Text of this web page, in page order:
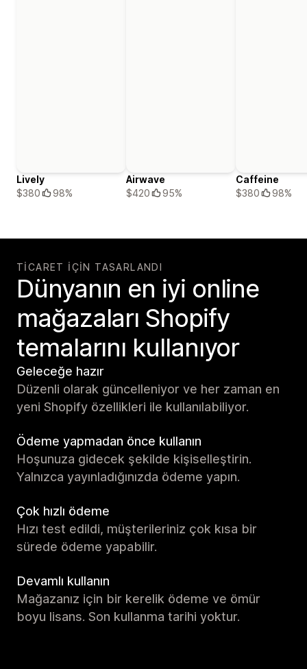
Lively
$380
98%
Airwave
$420
95%
Caffeine
$380
98%
TICARET IÇIN TASARLANDI
Dünyanın en iyi online
mağazaları Shopify
temalarını kullanıyor
Geleceğe hazır
Düzenli olarak güncelleniyor ve her zaman en
yeni Shopify özellikleri ile kullanılabiliyor.
Ödeme yapmadan önce kullanın
Hoşunuza gidecek şekilde kişiselleştirin.
Yalnızca yayınladığınızda ödeme yapın.
Çok hızlı ödeme
Hızı test edildi, müşterileriniz çok kısa bir
sürede ödeme yapabilir.
Devamlı kullanın
Mağazanız için bir kerelik ödeme ve ömür
boyu lisans. Son kullanma tarihi yoktur.